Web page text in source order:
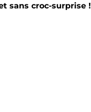
sans croc-surprise !